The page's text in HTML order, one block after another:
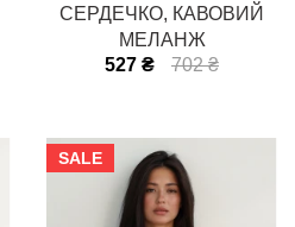
СЕРДЕЧКО, КАВОВИЙ
МЕЛАНЖ
527 ₴
702 ₴
SALE